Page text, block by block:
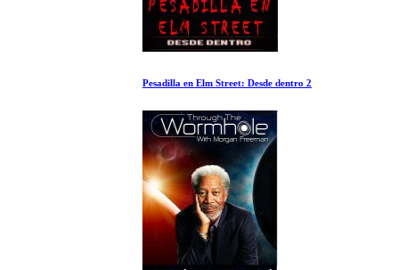
Pesadilla en Elm Street: Desde dentro 2